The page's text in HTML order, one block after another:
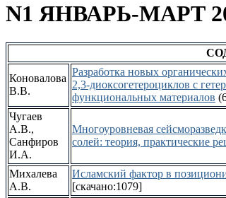
N1 ЯНВАРЬ-МАРТ
Коновалова
В.В.
Разработка новых
2,3-диоксогетероциклов с
функциональных материалов
Чугаев
А.В.,
Санфиров
И.А.
Многоуровневая
солей: теория, практические
Михалева
А.В.
Исламский фактор в
[скачано:1079]